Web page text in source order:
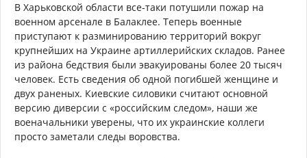
В Харьковской области все-таки потушили пожар на
военном арсенале в Балаклее. Теперь военные
приступают к разминированию территорий вокруг
крупнейших на Украине артиллерийских складов. Ранее
из района бедствия были эвакуированы более 20 тысяч
человек. Есть сведения об одной погибшей женщине и
двух раненых. Киевские силовики считают основной
версию диверсии с «российским следом», наши же
военачальники уверены, что их украинские коллеги
просто заметали следы воровства.